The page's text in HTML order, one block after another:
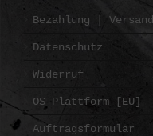
Bezahlung | Versand
Datenschutz
Widerruf
OS Plattform [EU]
Auftragsformular